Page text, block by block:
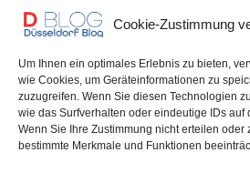
Cookie-Zustimmung
Um Ihnen ein optimales Erlebnis zu bieten,
wie Cookies, um Geräteinformationen zu
zuzugreifen. Wenn Sie diesen Technologien
wie das Surfverhalten oder eindeutige IDs auf
Wenn Sie Ihre Zustimmung nicht erteilen oder
bestimmte Merkmale und Funktionen